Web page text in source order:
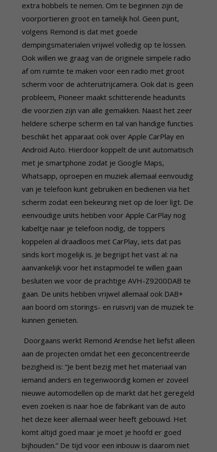
extra hobbels te nemen. Om te beginnen zijn de
voorportieren groot en tamelijk hol. Geen punt,
volgens Remond is dat met goede
dempingsmaterialen vrijwel volledig op te lossen.
Ook willen we graag van de originele simpele radio
af om ruimte te maken voor een radio met groot
scherm voor de achteruitrijcamera. Ook dat is geen
probleem, Pioneer maakt schitterende headunits
die voorzien zijn van alle gemakken. Naast het zeer
heldere scherpe scherm en tal van handige functies
beschikt het apparaat ook over Apple CarPlay en
Android Auto. Hierdoor koppelt de unit automatisch
met je smartphone zodat je Google Maps,
Whatsapp, oproepen en muziek allemaal eenvoudig
van je telefoon kunt gebruiken en bedienen via het
scherm zodat een bekeuring niet op de loer ligt. De
eenvoudige units hebben voor Apple CarPlay nog
kabeltje naar je telefoon nodig, de toppers
koppelen al draadloos met CarPlay, iets dat pas
sinds kort mogelijk is. Je begrijpt het vast al: na
aanvankelijk voor het instapmodel te willen gaan
besluiten we voor de prachtige AVH-Z9200DAB te
gaan. De units hebben vrijwel allemaal ook DAB+
aan boord om storings- en ruisvrij van de muziek te
kunnen genieten.
Doorgaans werkt Remond Arendse het liefst alleen
aan de projecten omdat het een geconcentreerde
bezigheid is: “Je bent bezig met het materiaal van
iemand anders en tegenwoordig komen er zoveel
nieuwe automodellen op de markt dat het geregeld
even zoeken is naar hoe de fabrikant van de auto
het deze keer allemaal weer heeft gebouwd. Het
komt altijd goed maar je moet je hoofd er goed
bijhouden.” De tijd voor een inbouw is daarom niet